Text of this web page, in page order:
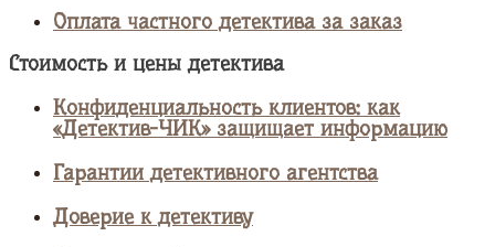
Оплата частного детектива за заказ
Стоимость и цены детектива
Конфиденциальность клиентов: как
«Детектив-ЧИК» защищает информацию
Гарантии детективного агентства
Доверие к детективу